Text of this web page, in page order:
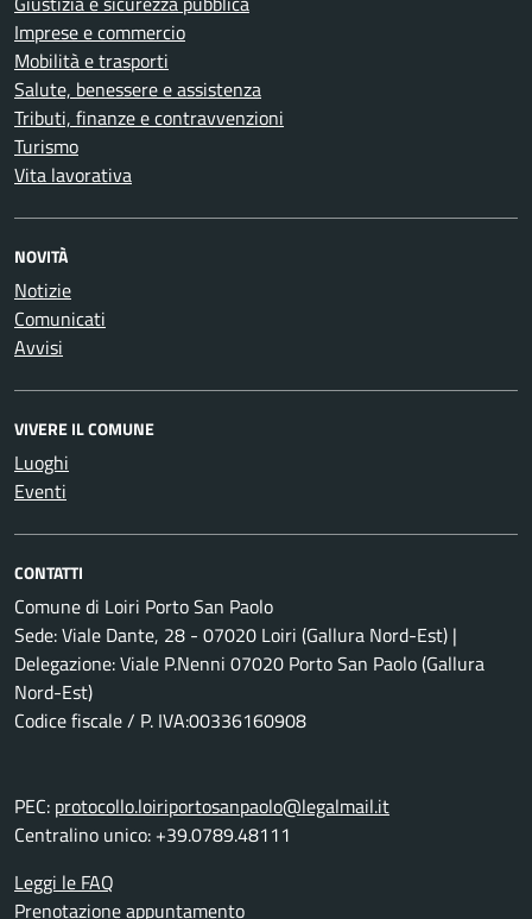
Imprese e commercio
Mobilità e trasporti
Salute, benessere e assistenza
Tributi, finanze e contravvenzioni
Turismo
Vita lavorativa
NOVITÀ
Notizie
Comunicati
Avvisi
VIVERE IL COMUNE
Luoghi
Eventi
CONTATTI
Comune di Loiri Porto San Paolo
Sede: Viale Dante, 28 - 07020 Loiri (Gallura Nord-Est) |
Delegazione: Viale P.Nenni 07020 Porto San Paolo (Gallura
Nord-Est)
Codice fiscale / P. IVA:00336160908
PEC: protocollo.loiriportosanpaolo@legalmail.it
Centralino unico: +39.0789.48111
Leggi le FAQ
Prenotazione appuntamento